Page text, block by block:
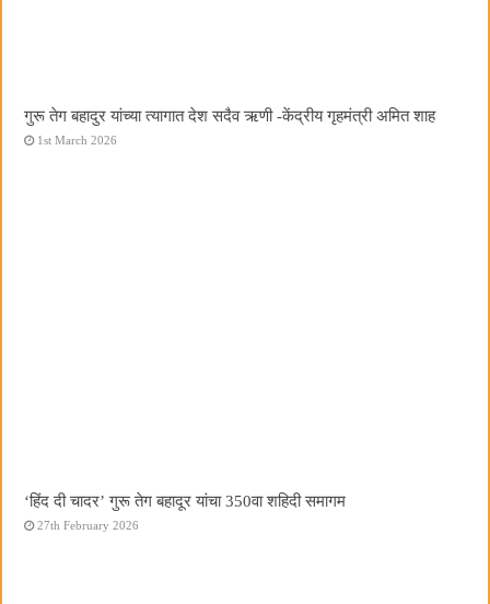
गुरू तेग बहादुर यांच्या त्यागात देश सदैव ऋणी -केंद्रीय गृहमंत्री अमित शाह
1st March 2026
‘हिंद दी चादर’ गुरू तेग बहादूर यांचा 350वा शहिदी समागम
27th February 2026